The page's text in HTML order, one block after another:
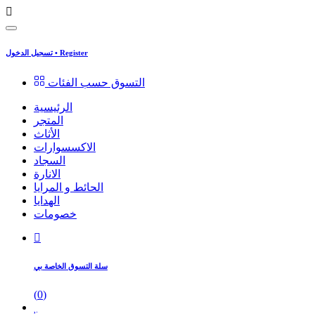
تسجيل الدخول• Register
التسوق حسب الفئات
الرئيسية
المتجر
الأثاث
الاكسسوارات
السجاد
الانارة
الحائط و المرايا
الهدايا
خصومات
سلة التسوق الخاصة بي
(0)